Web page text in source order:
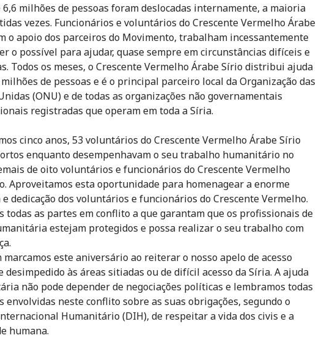
6,6 milhões de pessoas foram deslocadas internamente, a maioria
vezes. Funcionários e voluntários do Crescente Vermelho Árabe
o apoio dos parceiros do Movimento, trabalham incessantemente
o possível para ajudar, quase sempre em circunstâncias difíceis e
Todos os meses, o Crescente Vermelho Árabe Sírio distribui ajuda
de pessoas e é o principal parceiro local da Organização das
(ONU) e de todas as organizações não governamentais
registradas que operam em toda a Síria.
cinco anos, 53 voluntários do Crescente Vermelho Árabe Sírio
enquanto desempenhavam o seu trabalho humanitário no
de oito voluntários e funcionários do Crescente Vermelho
Aproveitamos esta oportunidade para homenagear a enorme
e dedicação dos voluntários e funcionários do Crescente Vermelho.
todas as partes em conflito a que garantam que os profissionais de
estejam protegidos e possa realizar o seu trabalho com
marcamos este aniversário ao reiterar o nosso apelo de acesso
desimpedido às áreas sitiadas ou de difícil acesso da Síria. A ajuda
não pode depender de negociações políticas e lembramos todas
envolvidas neste conflito sobre as suas obrigações, segundo o
Humanitário (DIH), de respeitar a vida dos civis e a
humana.